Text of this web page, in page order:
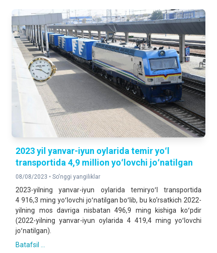
2023 yil yanvar-iyun oylarida temir yoʻl
transportida 4,9 million yoʻlovchi joʻnatilgan
08/08/2023 • So'nggi yangiliklar
2023-yilning yanvar-iyun oylarida temiryoʻl transportida
4 916,3 ming yoʻlovchi joʻnatilgan boʻlib, bu ko‘rsatkich 2022-
yilning mos davriga nisbatan 496,9 ming kishiga koʻpdir
(2022-yilning yanvar-iyun oylarida 4 419,4 ming yoʻlovchi
joʻnatilgan).
Batafsil ...